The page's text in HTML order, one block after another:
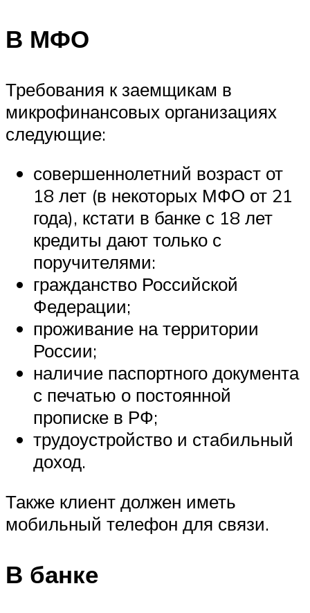
В МФО
Требования к заемщикам в
микрофинансовых организациях
следующие:
совершеннолетний возраст от
18 лет (в некоторых МФО от 21
года), кстати в банке с 18 лет
кредиты дают только с
поручителями:
гражданство Российской
Федерации;
проживание на территории
России;
наличие паспортного документа
с печатью о постоянной
прописке в РФ;
трудоустройство и стабильный
доход.
Также клиент должен иметь
мобильный телефон для связи.
В банке